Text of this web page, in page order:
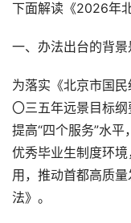
下面解读《2026年
一、办法出台的背景
为落实《北京市国
〇三五年远景目标
提高“四个服务”水
优秀毕业生制度环
用，推动首都高质
法》。